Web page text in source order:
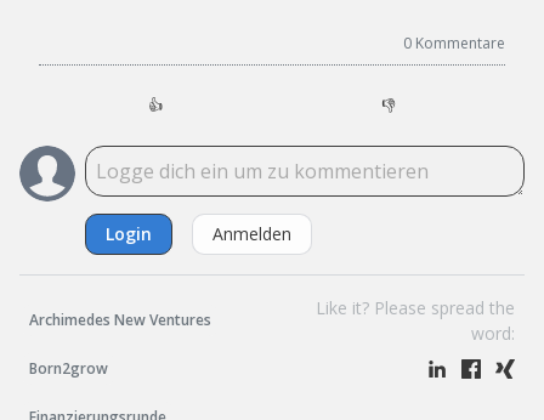
0 Kommentare
👍 👎
Login Anmelden
Archimedes New Ventures
Born2grow
Like it? Please spread the
word: